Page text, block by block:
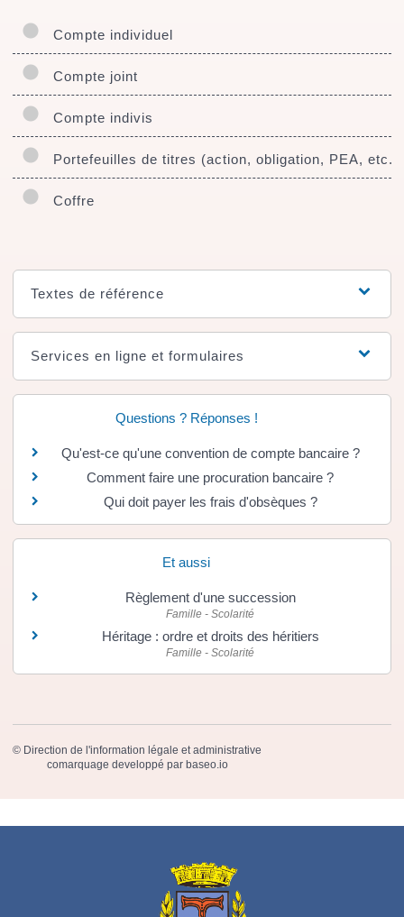
Compte individuel
Compte joint
Compte indivis
Portefeuilles de titres (action, obligation, PEA, etc. )
Coffre
Textes de référence
Services en ligne et formulaires
Questions ? Réponses !
Qu'est-ce qu'une convention de compte bancaire ?
Comment faire une procuration bancaire ?
Qui doit payer les frais d'obsèques ?
Et aussi
Règlement d'une succession
Famille - Scolarité
Héritage : ordre et droits des héritiers
Famille - Scolarité
© Direction de l'information légale et administrative
comarquage developpé par baseo.io